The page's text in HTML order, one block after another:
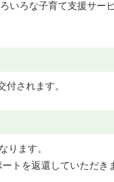
いろな子育て支援サー
されます。
ります。
トを返還していただき